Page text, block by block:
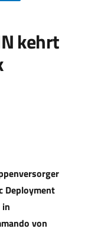
kehrt
Deployment
von